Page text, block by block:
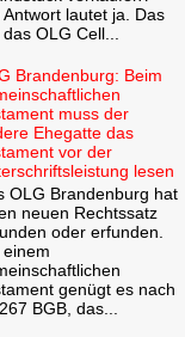
Antwort lautet ja. Das
OLG Cell...
Brandenburg: Beim
muss der
Ehegatte das
vor der
lesen
OLG Brandenburg hat
neuen Rechtssatz
oder erfunden.
einem
genügt es nach
BGB, das...